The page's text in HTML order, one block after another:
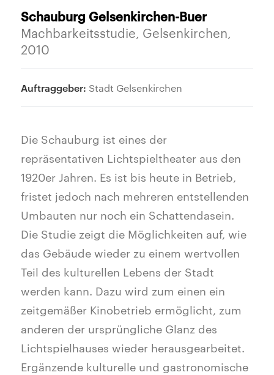
Schauburg Gelsenkirchen-Buer
Machbarkeitsstudie, Gelsenkirchen,
2010
Auftraggeber: Stadt Gelsenkirchen
Die Schauburg ist eines der
repräsentativen Lichtspieltheater aus den
1920er Jahren. Es ist bis heute in Betrieb,
fristet jedoch nach mehreren entstellenden
Umbauten nur noch ein Schattendasein.
Die Studie zeigt die Möglichkeiten auf, wie
das Gebäude wieder zu einem wertvollen
Teil des kulturellen Lebens der Stadt
werden kann. Dazu wird zum einen ein
zeitgemäßer Kinobetrieb ermöglicht, zum
anderen der ursprüngliche Glanz des
Lichtspielhauses wieder herausgearbeitet.
Ergänzende kulturelle und gastronomische